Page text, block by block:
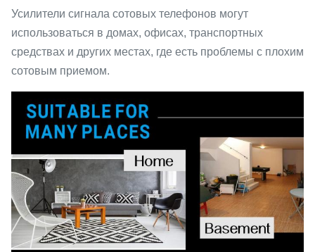
Усилители сигнала сотовых телефонов могут
использоваться в домах, офисах, транспортных
средствах и других местах, где есть проблемы с плохим
сотовым приемом.